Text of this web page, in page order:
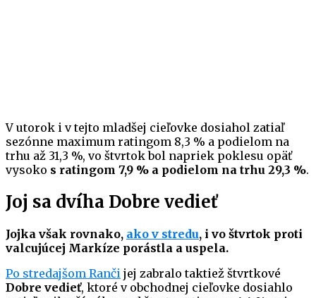
V utorok i v tejto mladšej cieľovke dosiahol zatiaľ
sezónne maximum ratingom 8,3 % a podielom na
trhu až 31,3 %, vo štvrtok bol napriek poklesu opäť
vysoko s ratingom 7,9 % a podielom na trhu 29,3 %.
Joj sa dvíha Dobre vedieť
Jojka však rovnako, ako v stredu, i vo štvrtok proti
valcujúcej Markíze porástla a uspela.
Po stredajšom Ranči jej zabralo taktiež štvrtkové
Dobre vedieť, ktoré v obchodnej cieľovke dosiahlo